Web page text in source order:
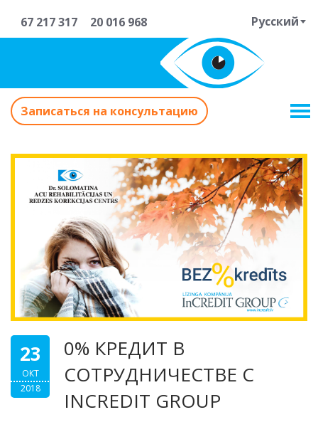
67 217 317 20 016 968 Русский
Записаться на консультацию
23
ОКТ
2018
0% КРЕДИТ В
СОТРУДНИЧЕСТВЕ С
INCREDIT GROUP